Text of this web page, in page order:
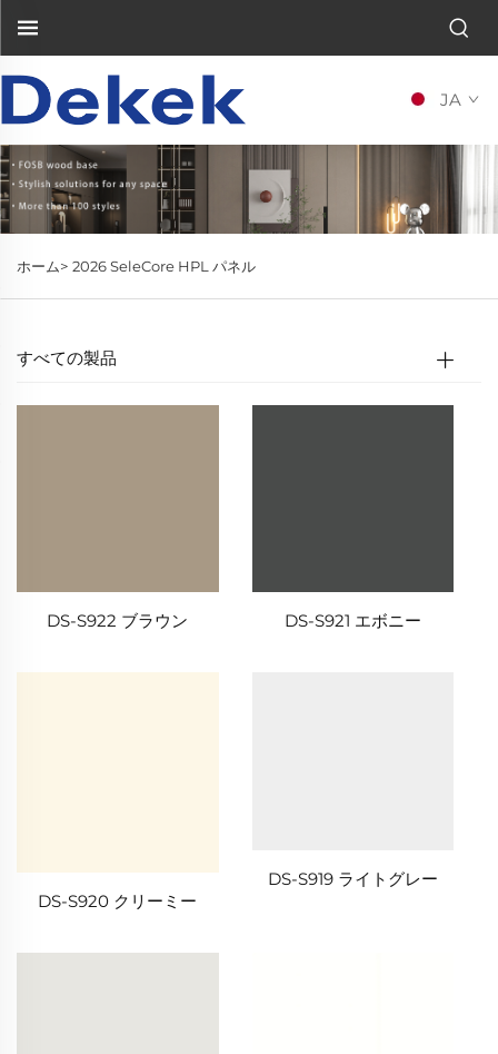
JA
ホーム> 2026 SeleCore HPL パネル
すべての製品
DS-S922 ブラウン DS-S921 エボニー
DS-S920 クリーミー
DS-S919 ライトグレー